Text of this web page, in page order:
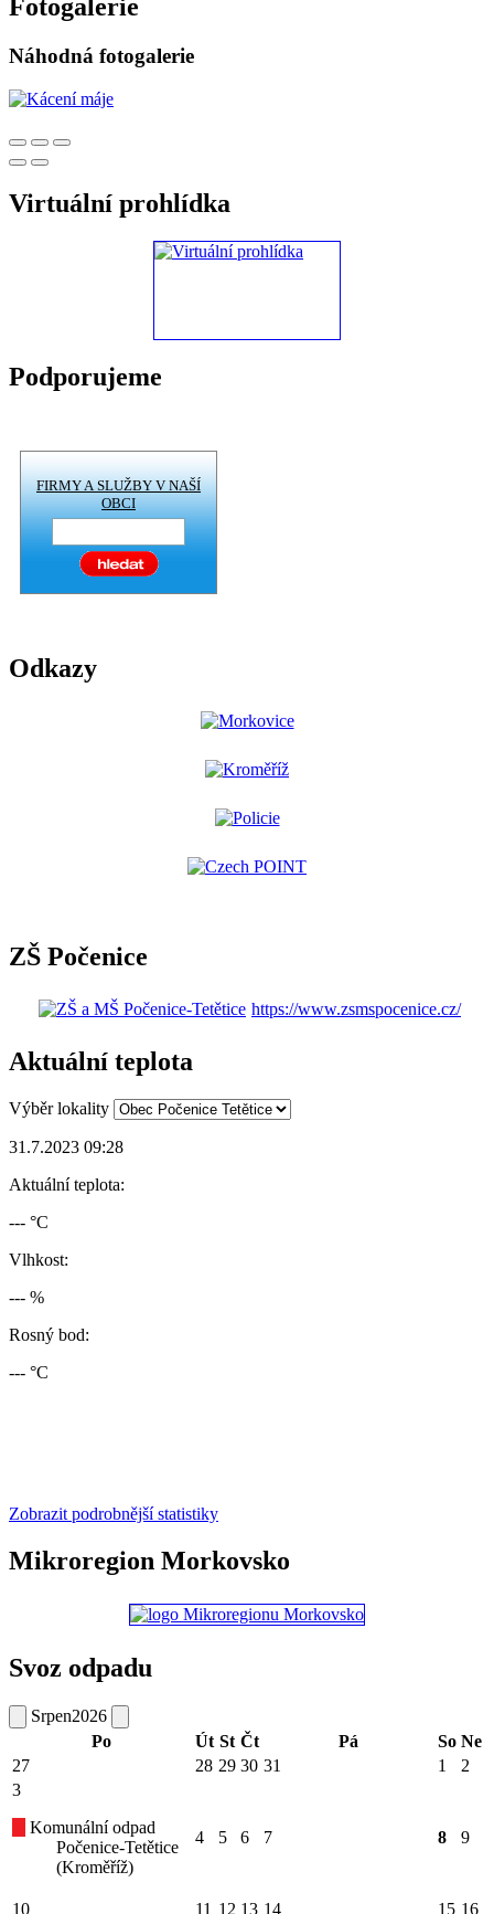
Fotogalerie
Náhodná fotogalerie
Virtuální prohlídka
Podporujeme
FIRMY A SLUŽBY V NAŠÍ
OBCI
Odkazy
ZŠ Počenice
https://www.zsmspocenice.cz/
Aktuální teplota
Výběr lokality
31.7.2023 09:28
Aktuální teplota:
--- °C
Vlhkost:
--- %
Rosný bod:
--- °C
Zobrazit podrobnější statistiky
Mikroregion Morkovsko
Svoz odpadu
Srpen2026
Po
Út St Čt Pá So Ne
27
28 29 30 31 1
2
3
Komunální odpad
Počenice-Tetětice
(Kroměříž)
4 5 6 7 8 9
10 11 12 13 14 15 16